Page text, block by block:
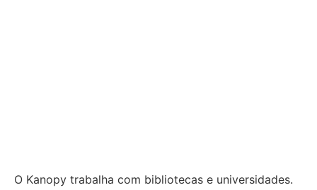
O Kanopy trabalha com bibliotecas e universidades.